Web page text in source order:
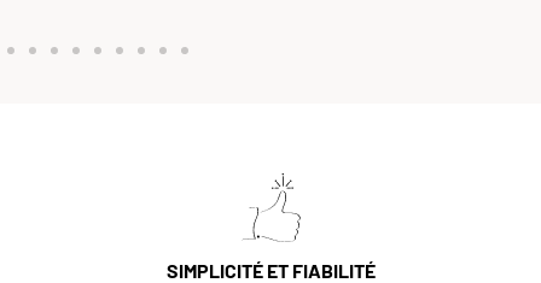
SIMPLICITÉ ET FIABILITÉ